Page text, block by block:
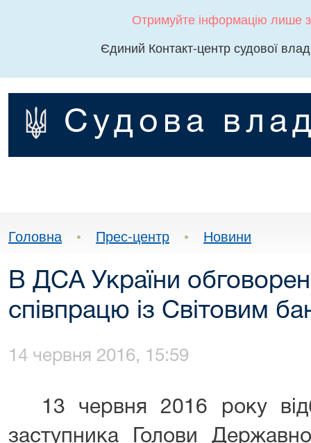
Отримуйте інформацію лише
Єдиний Контакт-центр судової
Судова
Головна • Прес-центр • Новини
В ДСА України
співпрацю із Світовим
14 червня 2016, 15:59
13 червня 2016 року
заступника Голови